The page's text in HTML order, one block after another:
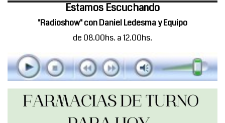
Estamos Escuchando
"Radioshow" con Daniel Ledesma y Equipo
de 08.00hs. a 12.00hs.